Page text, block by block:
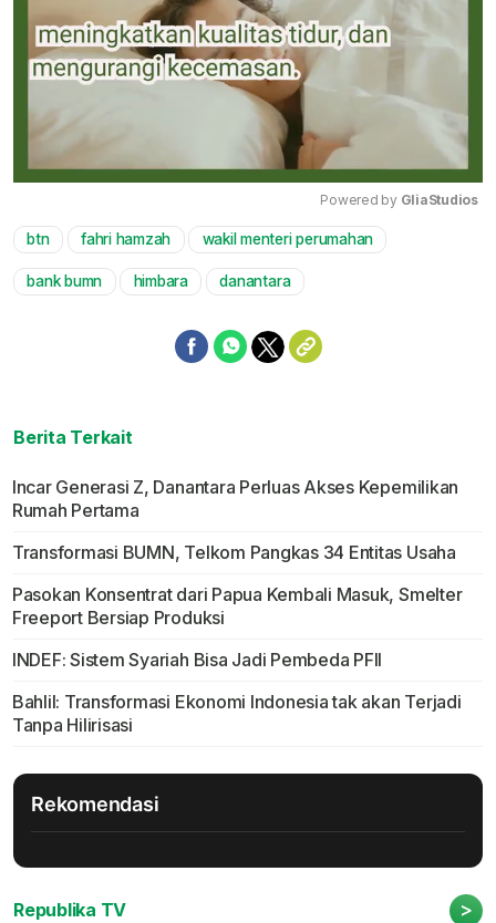
Powered by GliaStudios
btn fahri hamzah wakil menteri perumahan
bank bumn himbara danantara
Berita Terkait
Incar Generasi Z, Danantara Perluas Akses Kepemilikan
Rumah Pertama
Transformasi BUMN, Telkom Pangkas 34 Entitas Usaha
Pasokan Konsentrat dari Papua Kembali Masuk, Smelter
Freeport Bersiap Produksi
INDEF: Sistem Syariah Bisa Jadi Pembeda PFII
Bahlil: Transformasi Ekonomi Indonesia tak akan Terjadi
Tanpa Hilirisasi
Rekomendasi
Republika TV >